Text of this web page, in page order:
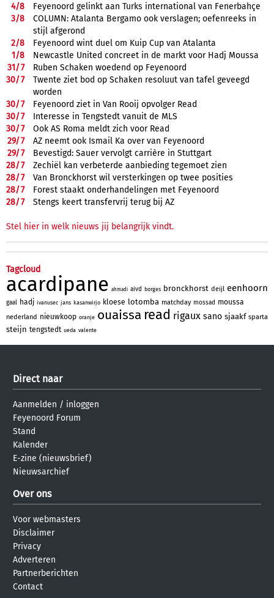
4/8
Feyenoord gelinkt aan Turks international van Fenerbahçe
3/8
COLUMN: Atalanta Bergamo ook verslagen; oefenreeks in
stijl afgerond
2/8
Feyenoord wint duel om Kuip Cup van Atalanta
1/8
Newcastle United concreet in de markt voor Hadj Moussa
31/7
Ruben Schaken woedend op Feyenoord
30/7
Twente ziet bod op Schaken resoluut van tafel geveegd
worden
30/7
Feyenoord ziet in Van Rooij opvolger Read
30/7
Interesse in Tengstedt vanuit de MLS
30/7
Ook AS Roma meldt zich voor Read
29/7
AZ neemt ook Ismail Ka over van Feyenoord
29/7
Bevestigd: Sauer vervolgt carrière in Stuttgart
28/7
Zechiël kan verbeterde aanbieding tegemoet zien
28/7
Van Bronckhorst wil versterkingen op twee posities
28/7
Forest staakt onderhandelingen met Feyenoord
28/7 Stengs keert transfervrij terug bij AZ
Stel hier in welk nieuws jij belangrijk vindt.
Tagcloud
acardipane ahmadi aivd borges bronckhorst deijl eenhoorn
gaal hadj ivanusec jans kasanwirjo kloese lotomba matchday mossad moussa
nederland nieuwkoop oranje ouaissa read rigaux sano sjaakf sparta
steijn tengstedt ueda valente
Direct naar
Aanmelden / inloggen
Feyenoord Forum
Stand
Kalender
E-zine (nieuwsbrief)
Nieuwsarchief
Over ons
Voor webmasters
Disclaimer
Privacy
Adverteren
Partnerberichten
Contact